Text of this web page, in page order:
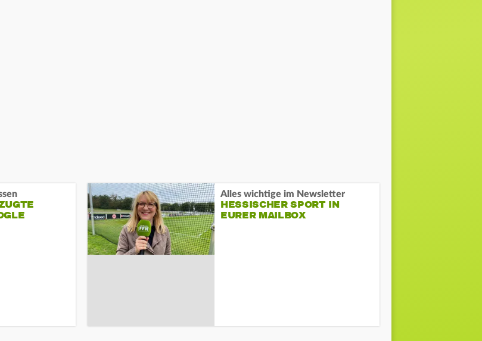
Alles wichtige im Newsletter
HESSISCHER SPORT IN
EURER MAILBOX